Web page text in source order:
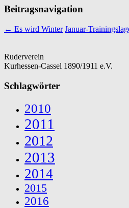
Beitragsnavigation
← Es wird Winter Januar-
Ruderverein
Kurhessen-Cassel 1890/1911 e.V.
Schlagwörter
2010
2011
2012
2013
2014
2015
2016